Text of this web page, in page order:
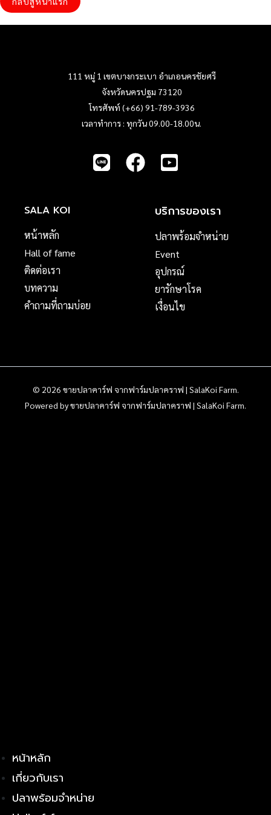
111 หมู่ 1 เขตบางกระเบา อำเภอนครชัยศรี
จังหวัดนครปฐม 73120
โทรศัพท์ (+66) 91-789-3936
เวลาทำการ : ทุกวัน 09.00-18.00น.
SALA KOI
หน้าหลัก
Hall of fame
ติดต่อเรา
บทความ
คำถามที่ถามบ่อย
บริการของเรา
ปลาพร้อมจำหน่าย
Event
อุปกรณ์
ยารักษาโรค
เงื่อนไข
© 2026 ขายปลาคาร์ฟ จากฟาร์มปลาคราฟ | SalaKoi Farm.
Powered by ขายปลาคาร์ฟ จากฟาร์มปลาคราฟ | SalaKoi Farm.
หน้าหลัก
เกี่ยวกับเรา
ปลาพร้อมจำหน่าย